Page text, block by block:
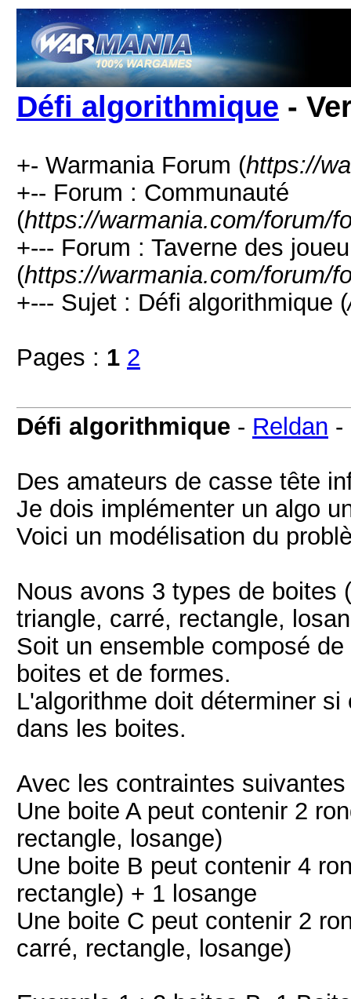
Défi algorithmique -
+- Warmania Forum (https://
+-- Forum : Communauté
(https://warmania.com/forum/
+--- Forum : Taverne des
(https://warmania.com/forum/
+--- Sujet : Défi algorithmique (
Pages : 1 2
Défi algorithmique - Reldan -
Des amateurs de casse tête
Je dois implémenter un algo
Voici un modélisation du
Nous avons 3 types de boites
triangle, carré, rectangle,
Soit un ensemble composé
boites et de formes.
L'algorithme doit déterminer
dans les boites.
Avec les contraintes suivantes
Une boite A peut contenir 2
rectangle, losange)
Une boite B peut contenir 4
rectangle) + 1 losange
Une boite C peut contenir 2
carré, rectangle, losange)